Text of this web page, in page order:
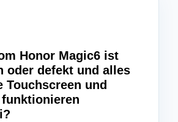
Honor Magic6 ist
oder defekt und alles
Touchscreen und